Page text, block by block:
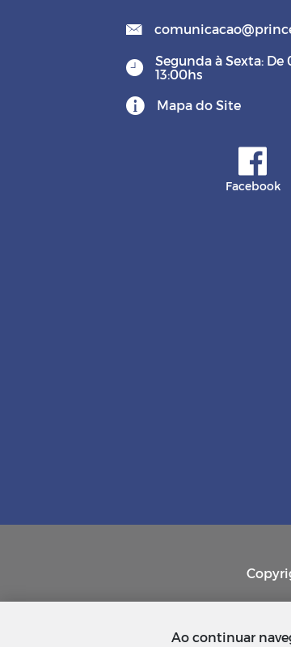
Segunda à Sexta: De
13:00hs
Mapa do Site
Facebook
Ao continuar